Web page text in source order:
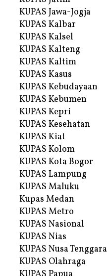
KUPAS Jawa-Jogja
KUPAS Kalbar
KUPAS Kalsel
KUPAS Kalteng
KUPAS Kaltim
KUPAS Kasus
KUPAS Kebudayaan
KUPAS Kebumen
KUPAS Kepri
KUPAS Kesehatan
KUPAS Kiat
KUPAS Kolom
KUPAS Kota Bogor
KUPAS Lampung
KUPAS Maluku
Kupas Medan
KUPAS Metro
KUPAS Nasional
KUPAS Nias
KUPAS Nusa Tenggara
KUPAS Olahraga